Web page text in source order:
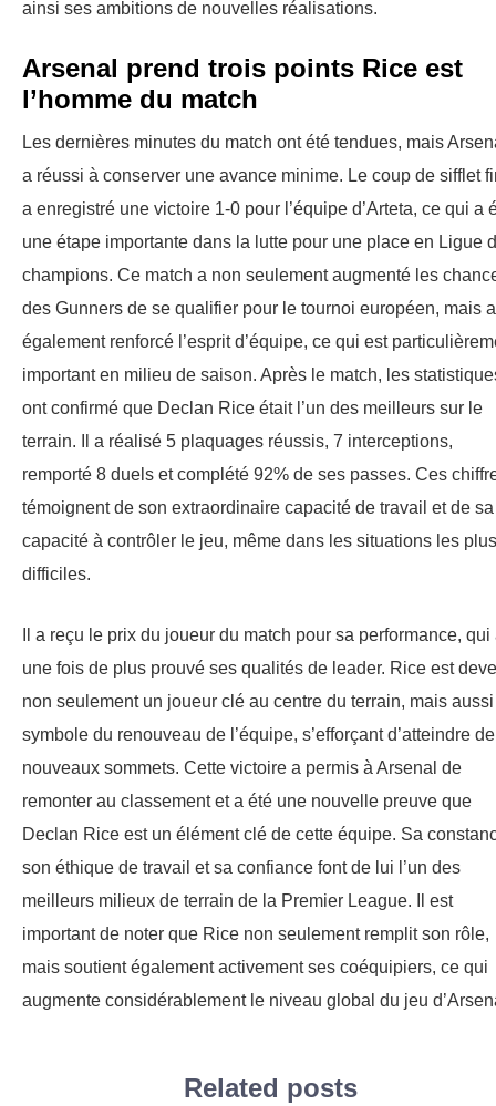
ainsi ses ambitions de nouvelles réalisations.
Arsenal prend trois points Rice est
l’homme du match
Les dernières minutes du match ont été tendues, mais
a réussi à conserver une avance minime. Le coup de sifflet
a enregistré une victoire 1-0 pour l’équipe d’Arteta, ce qui a
une étape importante dans la lutte pour une place en Ligue
champions. Ce match a non seulement augmenté les
des Gunners de se qualifier pour le tournoi européen, mais a
également renforcé l’esprit d’équipe, ce qui est
important en milieu de saison. Après le match, les
ont confirmé que Declan Rice était l’un des meilleurs sur le
terrain. Il a réalisé 5 plaquages ​​réussis, 7 interceptions,
remporté 8 duels et complété 92% de ses passes. Ces
témoignent de son extraordinaire capacité de travail et de sa
capacité à contrôler le jeu, même dans les situations les plus
difficiles.
Il a reçu le prix du joueur du match pour sa performance, qui
une fois de plus prouvé ses qualités de leader. Rice est
non seulement un joueur clé au centre du terrain, mais
symbole du renouveau de l’équipe, s’efforçant d’atteindre de
nouveaux sommets. Cette victoire a permis à Arsenal de
remonter au classement et a été une nouvelle preuve que
Declan Rice est un élément clé de cette équipe. Sa
son éthique de travail et sa confiance font de lui l’un des
meilleurs milieux de terrain de la Premier League. Il est
important de noter que Rice non seulement remplit son rôle,
mais soutient également activement ses coéquipiers, ce qui
augmente considérablement le niveau global du jeu
Related posts